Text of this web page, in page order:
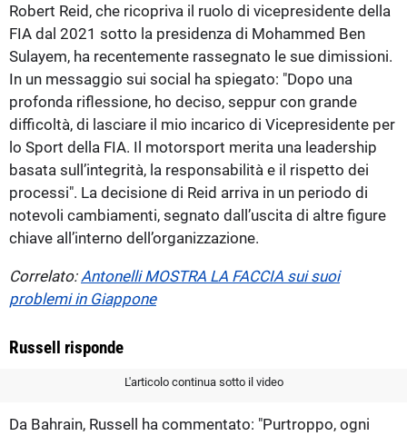
Robert Reid, che ricopriva il ruolo di vicepresidente della
FIA dal 2021 sotto la presidenza di Mohammed Ben
Sulayem, ha recentemente rassegnato le sue dimissioni.
In un messaggio sui social ha spiegato: "Dopo una
profonda riflessione, ho deciso, seppur con grande
difficoltà, di lasciare il mio incarico di Vicepresidente per
lo Sport della FIA. Il motorsport merita una leadership
basata sull’integrità, la responsabilità e il rispetto dei
processi". La decisione di Reid arriva in un periodo di
notevoli cambiamenti, segnato dall’uscita di altre figure
chiave all’interno dell’organizzazione.
Correlato: Antonelli MOSTRA LA FACCIA sui suoi
problemi in Giappone
Russell risponde
L'articolo continua sotto il video
Da Bahrain, Russell ha commentato: "Purtroppo, ogni